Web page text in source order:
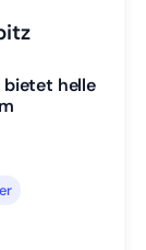
bietet helle